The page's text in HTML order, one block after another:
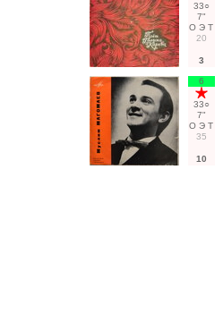
33○
7"
О Э Т
20
3
6
33○
7"
О Э Т
35
10